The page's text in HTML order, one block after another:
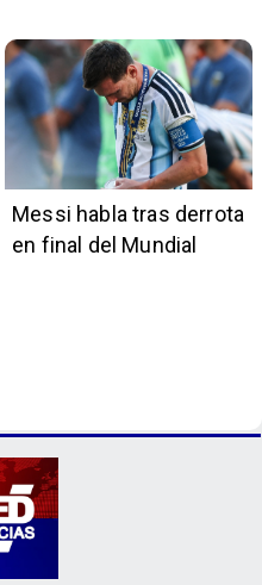
Messi habla tras derrota
en final del Mundial